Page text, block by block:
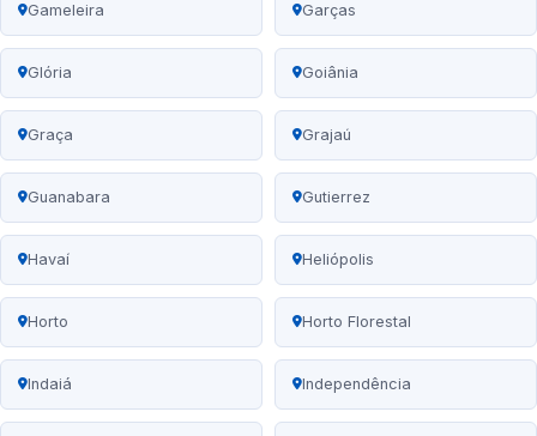
Gameleira Garças
Glória Goiânia
Graça Grajaú
Guanabara Gutierrez
Havaí Heliópolis
Horto Horto Florestal
Indaiá Independência